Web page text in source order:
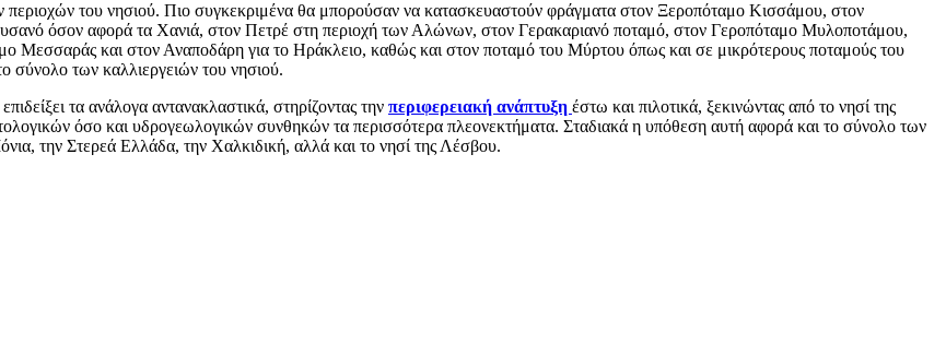
περιοχών του νησιού. Πιο συγκεκριμένα θα μπορούσαν να κατασκευαστούν φράγματα στον Ξεροπόταμο Κισσάμου, στον
όσον αφορά τα Χανιά, στον Πετρέ στη περιοχή των Αλώνων, στον Γερακαριανό ποταμό, στον Γεροπόταμο Μυλοποτάμου,
Μεσσαράς και στον Αναποδάρη για το Ηράκλειο, καθώς και στον ποταμό του Μύρτου όπως και σε μικρότερους ποταμούς του
των καλλιεργειών του νησιού.
τα ανάλογα αντανακλαστικά, στηρίζοντας την περιφερειακή ανάπτυξη έστω και πιλοτικά, ξεκινώντας από το νησί της
όσο και υδρογεωλογικών συνθηκών τα περισσότερα πλεονεκτήματα. Σταδιακά η υπόθεση αυτή αφορά και το σύνολο των
την Στερεά Ελλάδα, την Χαλκιδική, αλλά και το νησί της Λέσβου.